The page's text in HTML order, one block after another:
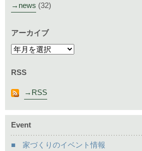
news (32)
アーカイブ
RSS
RSS
Event
家づくりのイベント情報